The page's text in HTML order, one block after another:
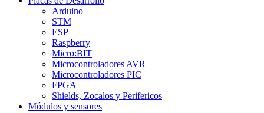
Arduino
STM
ESP
Raspberry
Micro:BIT
Microcontroladores AVR
Microcontroladores PIC
FPGA
Shields, Zocalos y Perifericos
Módulos y sensores